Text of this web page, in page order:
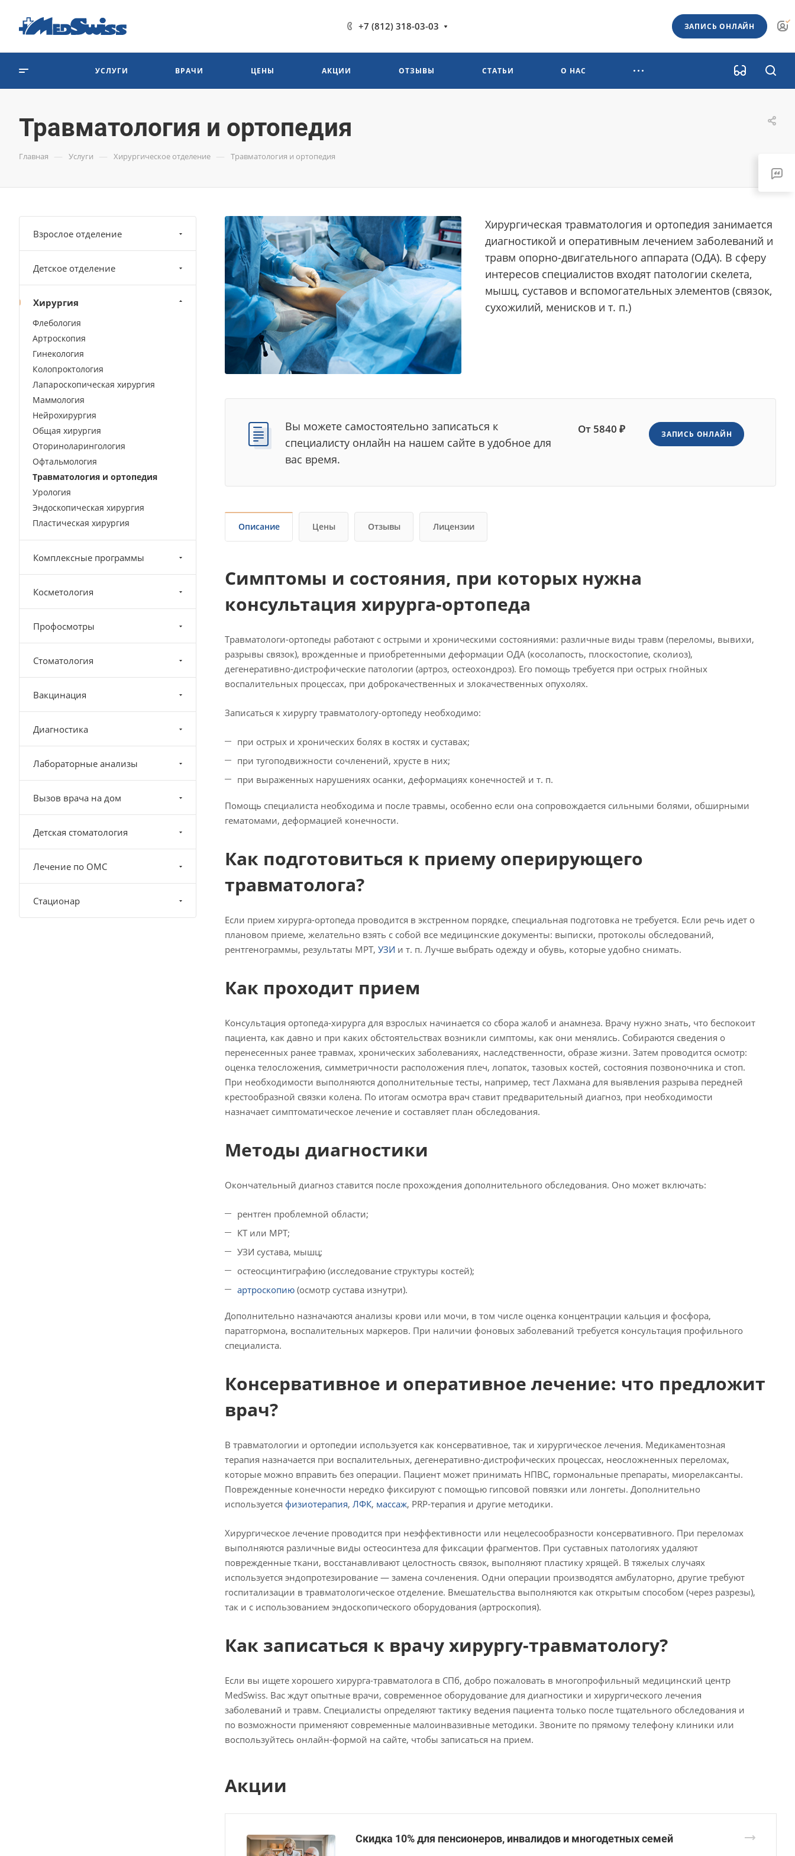
+7 (812) 318-03-03 ЗАПИСЬ ОНЛАЙН
УСЛУГИ ВРАЧИ ЦЕНЫ АКЦИИ ОТЗЫВЫ СТАТЬИ О НАС
Травматология и ортопедия
Главная — Услуги — Хирургическое отделение — Травматология и ортопедия
Хирургическая травматология и ортопедия занимается
диагностикой и оперативным лечением заболеваний и
травм опорно-двигательного аппарата (ОДА). В сферу
интересов специалистов входят патологии скелета,
мышц, суставов и вспомогательных элементов (связок,
сухожилий, менисков и т. п.)
Вы можете самостоятельно записаться к
специалисту онлайн на нашем сайте в удобное для
вас время.
От 5840 ₽ ЗАПИСЬ ОНЛАЙН
Описание Цены Отзывы Лицензии
Симптомы и состояния, при которых нужна
консультация хирурга-ортопеда
Травматологи-ортопеды работают с острыми и хроническими состояниями: различные виды травм (переломы, вывихи,
разрывы связок), врожденные и приобретенными деформации ОДА (косолапость, плоскостопие, сколиоз),
дегенеративно-дистрофические патологии (артроз, остеохондроз). Его помощь требуется при острых гнойных
воспалительных процессах, при доброкачественных и злокачественных опухолях.
Записаться к хирургу травматологу-ортопеду необходимо:
при острых и хронических болях в костях и суставах;
при тугоподвижности сочленений, хрусте в них;
при выраженных нарушениях осанки, деформациях конечностей и т. п.
Помощь специалиста необходима и после травмы, особенно если она сопровождается сильными болями, обширными
гематомами, деформацией конечности.
Как подготовиться к приему оперирующего
травматолога?
Если прием хирурга-ортопеда проводится в экстренном порядке, специальная подготовка не требуется. Если речь идет о
плановом приеме, желательно взять с собой все медицинские документы: выписки, протоколы обследований,
рентгенограммы, результаты МРТ, УЗИ и т. п. Лучше выбрать одежду и обувь, которые удобно снимать.
Как проходит прием
Консультация ортопеда-хирурга для взрослых начинается со сбора жалоб и анамнеза. Врачу нужно знать, что беспокоит
пациента, как давно и при каких обстоятельствах возникли симптомы, как они менялись. Собираются сведения о
перенесенных ранее травмах, хронических заболеваниях, наследственности, образе жизни. Затем проводится осмотр:
оценка телосложения, симметричности расположения плеч, лопаток, тазовых костей, состояния позвоночника и стоп.
При необходимости выполняются дополнительные тесты, например, тест Лахмана для выявления разрыва передней
крестообразной связки колена. По итогам осмотра врач ставит предварительный диагноз, при необходимости
назначает симптоматическое лечение и составляет план обследования.
Методы диагностики
Окончательный диагноз ставится после прохождения дополнительного обследования. Оно может включать:
рентген проблемной области;
КТ или МРТ;
УЗИ сустава, мышц;
остеосцинтиграфию (исследование структуры костей);
артроскопию (осмотр сустава изнутри).
Дополнительно назначаются анализы крови или мочи, в том числе оценка концентрации кальция и фосфора,
паратгормона, воспалительных маркеров. При наличии фоновых заболеваний требуется консультация профильного
специалиста.
Консервативное и оперативное лечение: что предложит
врач?
В травматологии и ортопедии используется как консервативное, так и хирургическое лечения. Медикаментозная
терапия назначается при воспалительных, дегенеративно-дистрофических процессах, неосложненных переломах,
которые можно вправить без операции. Пациент может принимать НПВС, гормональные препараты, миорелаксанты.
Поврежденные конечности нередко фиксируют с помощью гипсовой повязки или лонгеты. Дополнительно
используется физиотерапия, ЛФК, массаж, PRP-терапия и другие методики.
Хирургическое лечение проводится при неэффективности или нецелесообразности консервативного. При переломах
выполняются различные виды остеосинтеза для фиксации фрагментов. При суставных патологиях удаляют
поврежденные ткани, восстанавливают целостность связок, выполняют пластику хрящей. В тяжелых случаях
используется эндопротезирование — замена сочленения. Одни операции производятся амбулаторно, другие требуют
госпитализации в травматологическое отделение. Вмешательства выполняются как открытым способом (через разрезы),
так и с использованием эндоскопического оборудования (артроскопия).
Как записаться к врачу хирургу-травматологу?
Если вы ищете хорошего хирурга-травматолога в СПб, добро пожаловать в многопрофильный медицинский центр
MedSwiss. Вас ждут опытные врачи, современное оборудование для диагностики и хирургического лечения
заболеваний и травм. Специалисты определяют тактику ведения пациента только после тщательного обследования и
по возможности применяют современные малоинвазивные методики. Звоните по прямому телефону клиники или
воспользуйтесь онлайн-формой на сайте, чтобы записаться на прием.
Акции
Скидка 10% для пенсионеров, инвалидов и многодетных семей
Взрослое отделение
Детское отделение
Хирургия
Флебология
Артроскопия
Гинекология
Колопроктология
Лапароскопическая хирургия
Маммология
Нейрохирургия
Общая хирургия
Оториноларингология
Офтальмология
Травматология и ортопедия
Урология
Эндоскопическая хирургия
Пластическая хирургия
Комплексные программы
Косметология
Профосмотры
Стоматология
Вакцинация
Диагностика
Лабораторные анализы
Вызов врача на дом
Детская стоматология
Лечение по ОМС
Стационар